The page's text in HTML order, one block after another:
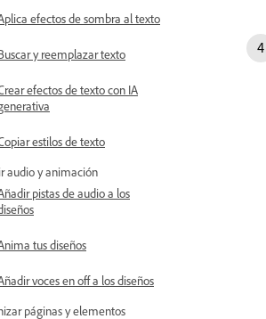
efectos de sombra al texto
y reemplazar texto
efectos de texto con IA
estilos de texto
audio y animación
pistas de audio a los
tus diseños
voces en off a los diseños
páginas y elementos